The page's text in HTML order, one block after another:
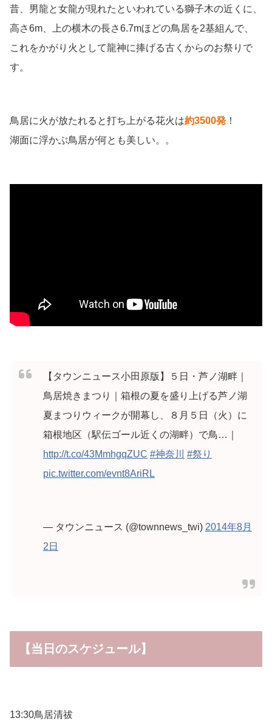
昔、男龍と女龍が現れたといわれている獅子木の近くに、
高さ6m、上の横木の長さ6.7mほどの鳥居を2基組んで、
これをかがり火として龍神に捧げる古くからのお祭りで
す。
鳥居に火が放たれると打ち上がる花火は約3500発 ！
湖面に浮かぶ鳥居が何とも美しい。。
【タウンニュース小田原版】５日・芦ノ湖畔｜
鳥居焼きまつり｜箱根の夏を盛り上げる芦ノ湖
夏まつりウィークが開幕し、８月５日（火）に
箱根地区（駅伝ゴール近くの湖畔）で鳥…｜
http://t.co/43MmhgqZUC #神奈川 #祭り
pic.twitter.com/evnt8AriRL
— タウンニュース (@townnews_twi) 2014年8月
2日
【当日のスケジュール】
13:30鳥居清祓